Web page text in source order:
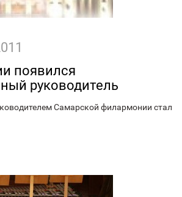
появился
руководитель
Самарской филармонии стал